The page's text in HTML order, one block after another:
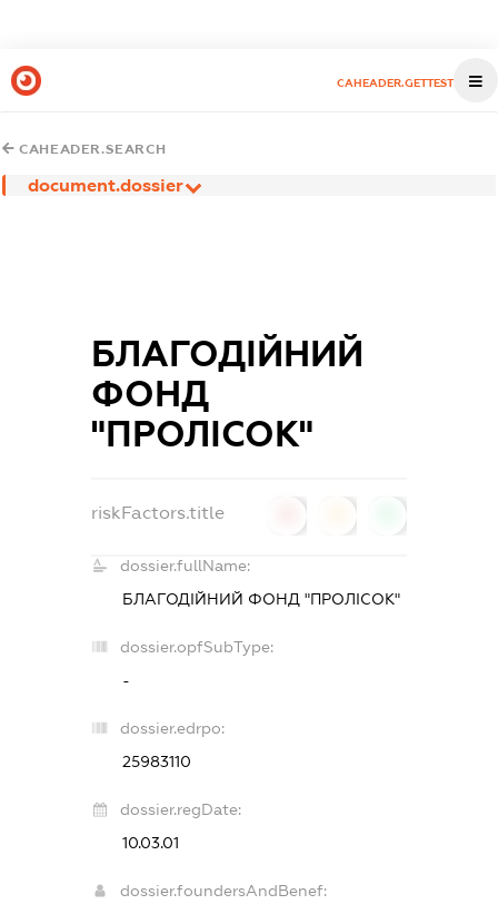
CAHEADER.GETTEST
CAHEADER.SEARCH
document.dossier
БЛАГОДІЙНИЙ
ФОНД
"ПРОЛІСОК"
riskFactors.title
dossier.fullName:
БЛАГОДІЙНИЙ ФОНД "ПРОЛІСОК"
dossier.opfSubType:
-
dossier.edrpo:
25983110
dossier.regDate:
10.03.01
dossier.foundersAndBenef: